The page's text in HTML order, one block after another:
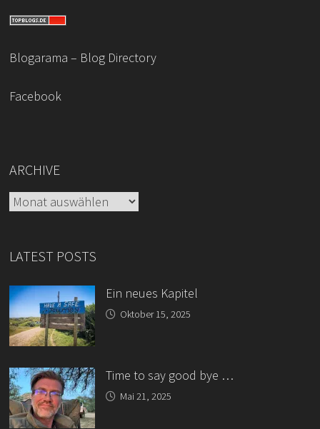
Blogarama – Blog Directory
Facebook
ARCHIVE
Archive
LATEST POSTS
Ein neues Kapitel
Oktober 15, 2025
Time to say good bye …
Mai 21, 2025